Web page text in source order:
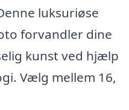
luksuriøse
forvandler dine
kunst ved hjælp
Vælg mellem 16,